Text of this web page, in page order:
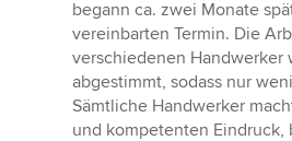
begann ca. zwei Monate
vereinbarten Termin. Die
verschiedenen Handwerker
abgestimmt, sodass nur
Sämtliche Handwerker
und kompetenten Eindruck,